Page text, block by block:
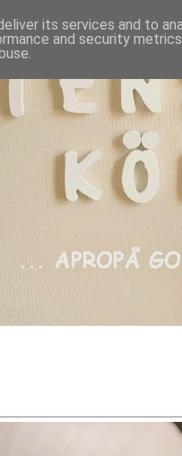
its services and to
and security